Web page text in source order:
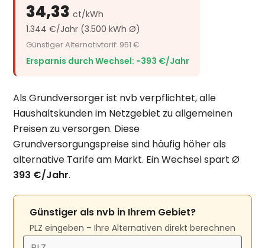
34,33ct/kWh
1.344 €/Jahr (3.500 kWh Ø)
Günstiger Alternativtarif: 951 €
Ersparnis durch Wechsel: −393 €/Jahr
Als Grundversorger ist nvb verpflichtet, alle
Haushaltskunden im Netzgebiet zu allgemeinen
Preisen zu versorgen. Diese
Grundversorgungspreise sind häufig höher als
alternative Tarife am Markt. Ein Wechsel spart Ø
393 €/Jahr.
Günstiger als nvb in Ihrem Gebiet?
PLZ eingeben – Ihre Alternativen direkt berechnen